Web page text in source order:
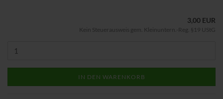
3,00 EUR
Kein Steuerausweis gem. Kleinuntern.-Reg. §19 UStG
IN DEN WARENKORB